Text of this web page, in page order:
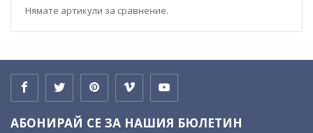
Нямате артикули за сравнение.
АБОНИРАЙ СЕ ЗА НАШИЯ БЮЛЕТИН